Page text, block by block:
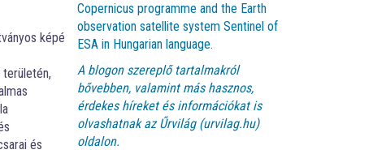
képén. A hamis színezés
és
Copernicus programme and the Earth
observation satellite system Sentinel of
ESA in Hungarian language.
A blogon szereplő tartalmakról
bővebben, valamint más hasznos,
érdekes híreket és információkat is
olvashatnak azŰrvilág (urvilag.hu)
oldalon.